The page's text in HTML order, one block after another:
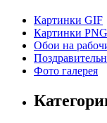
Картинки GIF
Картинки PNG
Обои на
Фото галерея